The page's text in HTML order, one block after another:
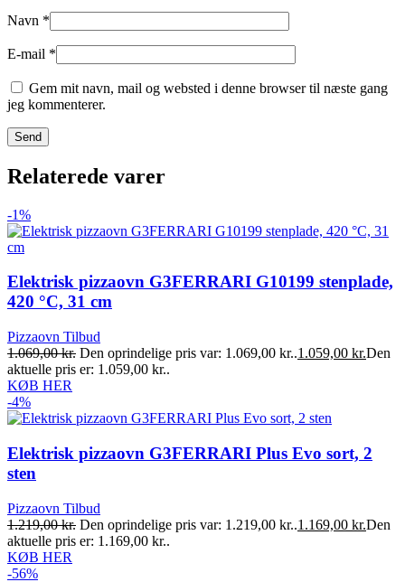
Navn *
E-mail *
Gem mit navn, mail og websted i denne browser til næste gang
jeg kommenterer.
Relaterede varer
-1%
Elektrisk pizzaovn G3FERRARI G10199 stenplade,
420 °C, 31 cm
Pizzaovn Tilbud
1.069,00kr. Den oprindelige pris var: 1.069,00 kr..1.059,00 kr.Den
aktuelle pris er: 1.059,00 kr..
KØB HER
-4%
Elektrisk pizzaovn G3FERRARI Plus Evo sort, 2
sten
Pizzaovn Tilbud
1.219,00kr. Den oprindelige pris var: 1.219,00 kr..1.169,00 kr.Den
aktuelle pris er: 1.169,00 kr..
KØB HER
-56%